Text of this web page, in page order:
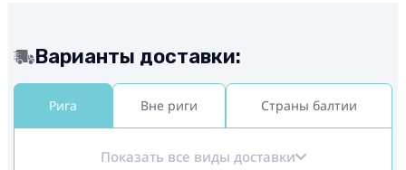
Варианты доставки:
Рига Вне риги Страны балтии
Показать все виды доставки